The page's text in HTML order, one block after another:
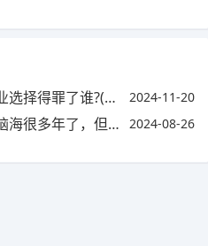
何评价姚安娜出道知乎) 2024-11-20
，又为生活在尘世而不甘心，该何去何从? 2024-08-26